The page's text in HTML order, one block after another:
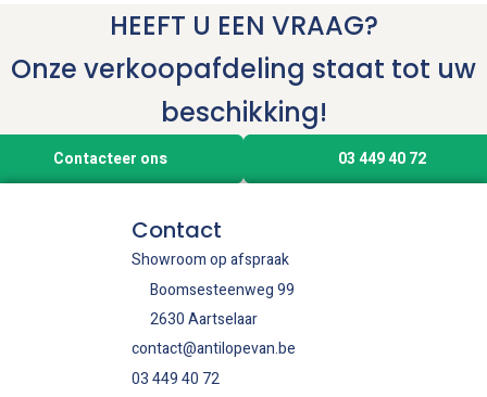
HEEFT U EEN VRAAG?
Onze verkoopafdeling staat tot uw
beschikking!
Contacteer ons 03 449 40 72
Contact
Showroom op afspraak
Boomsesteenweg 99
2630 Aartselaar
contact@antilopevan.be
03 449 40 72